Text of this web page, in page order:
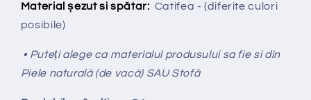
Material șezut si spătar: Catifea - (diferite culori
posibile)
• Puteți alege ca materialul produsului sa fie si din
Piele naturală (de vacă) SAU Stofă